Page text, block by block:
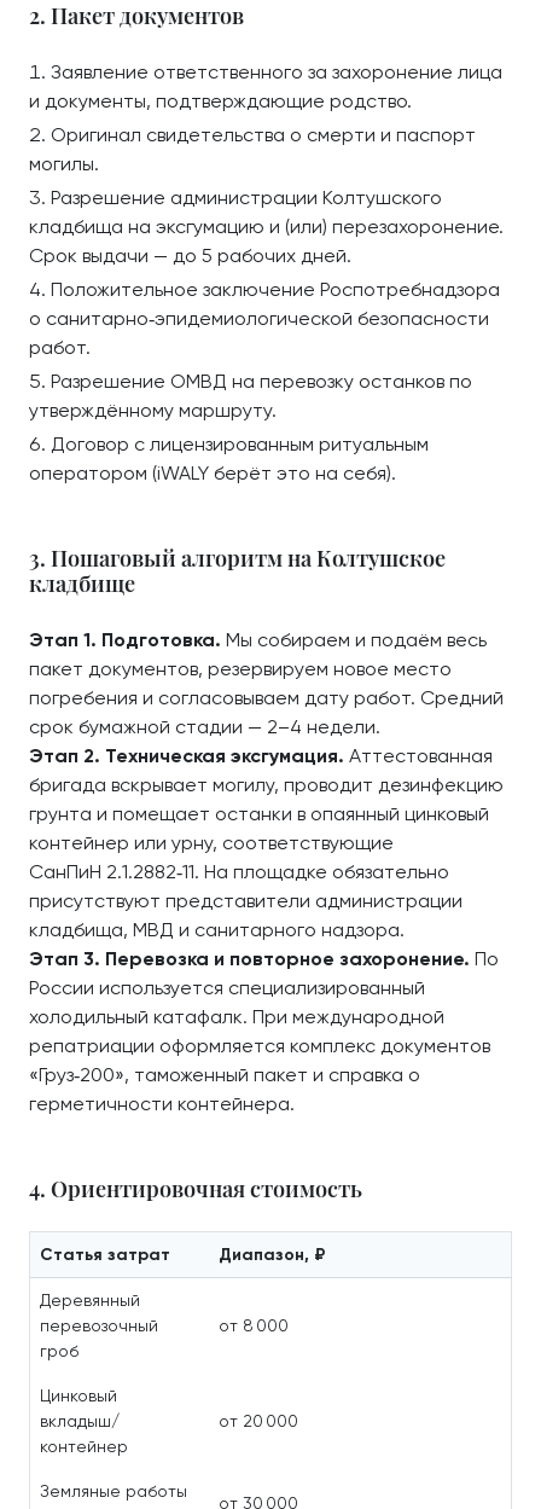
2. Пакет документов
Заявление ответственного за захоронение лица
и документы, подтверждающие родство.
Оригинал свидетельства о смерти и паспорт
могилы.
Разрешение администрации Колтушского
кладбища на эксгумацию и (или) перезахоронение.
Срок выдачи — до 5 рабочих дней.
Положительное заключение Роспотребнадзора
о санитарно‑эпидемиологической безопасности
работ.
Разрешение ОМВД на перевозку останков по
утверждённому маршруту.
Договор с лицензированным ритуальным
оператором (iWALY берёт это на себя).
3. Пошаговый алгоритм на Колтушское
кладбище
Этап 1. Подготовка. Мы собираем и подаём весь
пакет документов, резервируем новое место
погребения и согласовываем дату работ. Средний
срок бумажной стадии — 2–4 недели.
Этап 2. Техническая эксгумация. Аттестованная
бригада вскрывает могилу, проводит дезинфекцию
грунта и помещает останки в опаянный цинковый
контейнер или урну, соответствующие
СанПиН 2.1.2882‑11. На площадке обязательно
присутствуют представители администрации
кладбища, МВД и санитарного надзора.
Этап 3. Перевозка и повторное захоронение. По
России используется специализированный
холодильный катафалк. При международной
репатриации оформляется комплекс документов
«Груз‑200», таможенный пакет и справка о
герметичности контейнера.
4. Ориентировочная стоимость
Статья затрат Диапазон, ₽
Деревянный
перевозочный
гроб
от 8 000
Цинковый
вкладыш/
контейнер
от 20 000
Земляные работы
от 30 000